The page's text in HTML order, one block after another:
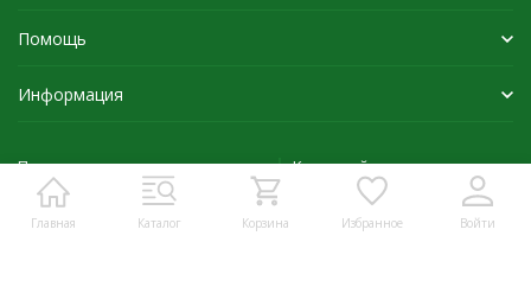
Главная Каталог Корзина Избранное Войти
Помощь
Информация
Политика персональных данных Карта сайта